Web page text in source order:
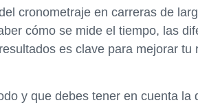
cronometraje en carreras de
cómo se mide el tiempo, las
es clave para mejorar tu
y que debes tener en cuenta la